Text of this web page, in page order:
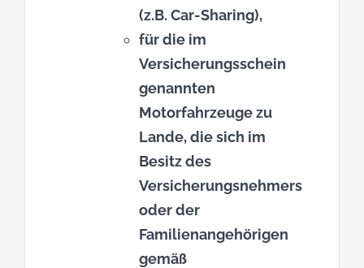
(z.B. Car-Sharing),
für die im
Versicherungsschein
genannten
Motorfahrzeuge zu
Lande, die sich im
Besitz des
Versicherungsnehmers
oder der
Familienangehörigen
gemäß